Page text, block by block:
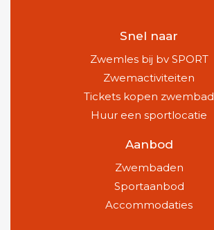
Snel naar
Zwemles bij bv SPORT
Zwemactiviteiten
Tickets kopen zwembad
Huur een sportlocatie
Aanbod
Zwembaden
Sportaanbod
Accommodaties